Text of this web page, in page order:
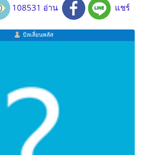
108531 อ่าน แชร์
บิลเลี่ยนพลัส